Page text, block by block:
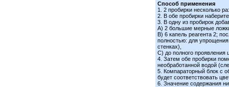
Способ применения
1. 2 пробирки несколько
2. В обе пробирки
3. В одну из пробирок
А) 2 большие мерные
В) 6 капель реагента 2;
полностью: для упрощения
стенках),
С) до полного проявления
4. Затем обе пробирки
необработанной водой
5. Компараторный блок с
будет соответствовать
6. Значение содержания